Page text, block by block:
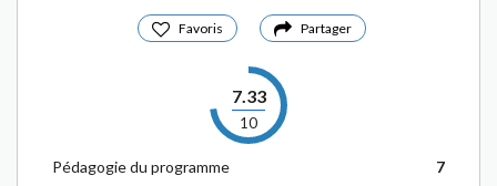
Favoris Partager
7.33
10
Pédagogie du programme
7